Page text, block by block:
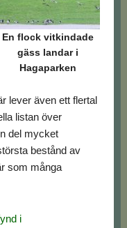
En flock vitkindade
gäss landar i
Hagaparken
lever även ett flertal
listan över
del mycket
bestånd av
som många
i